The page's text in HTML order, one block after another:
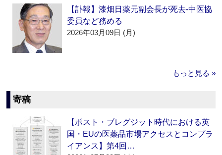
【訃報】漆畑日薬元副会長が死去‐中医協
委員など務める
2026年03月09日 (月)
もっと見る »
寄稿
【ポスト・ブレグジット時代における英
国・EUの医薬品市場アクセスとコンプラ
イアンス】第4回…